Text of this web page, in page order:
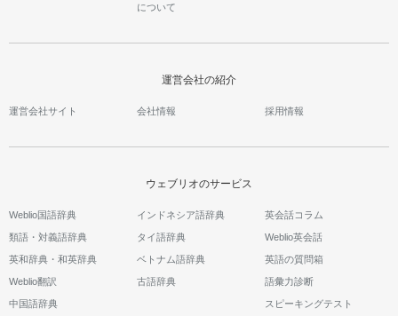
について
運営会社の紹介
運営会社サイト 会社情報 採用情報
ウェブリオのサービス
Weblio国語辞典
類語・対義語辞典
英和辞典・和英辞典
Weblio翻訳
中国語辞典
インドネシア語辞典
タイ語辞典
ベトナム語辞典
古語辞典
英会話コラム
Weblio英会話
英語の質問箱
語彙力診断
スピーキングテスト